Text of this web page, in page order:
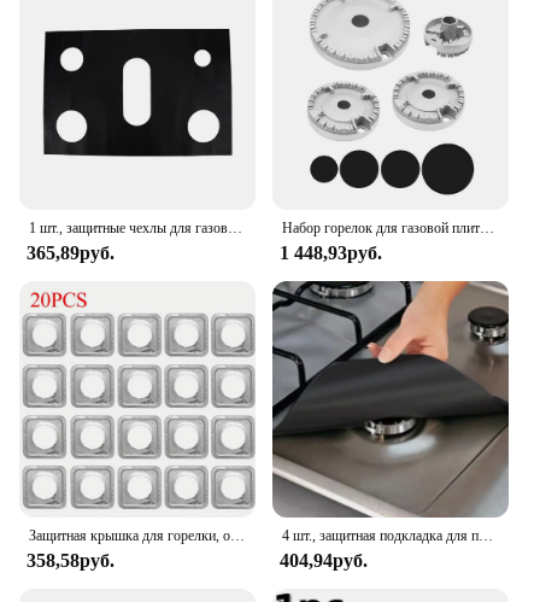
365,89руб.
Набор горелок для газовой плиты для духовки Плоская крышка для огня Коронка Крышка пламени Крышка газовой горелки Крышка пламени подходит для большинства газовых горелок Аксессуары для плиты
1 448,93руб.
358,58руб.
4 шт., защитная подкладка для плиты
404,94руб.